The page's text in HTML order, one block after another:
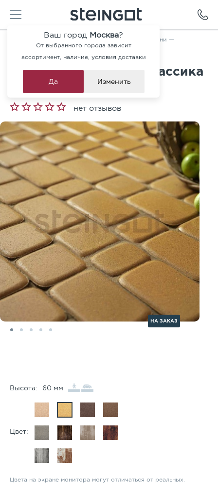
Ваш город Москва?
От выбранного города зависит
ассортимент, наличие, условия доставки
Да Изменить
Каталог — Тротуарная плитка и ступени —
Тротуарная плитка Классика
Желтая 60 мм
нет отзывов
НА ЗАКАЗ
Высота: 60 мм
Цвет:
Цвета на экране монитора могут отличаться от реальных.